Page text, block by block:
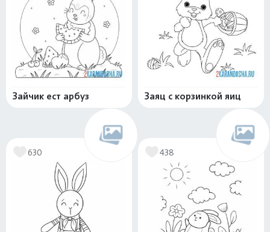
Зайчик ест арбуз Заяц с корзинкой яиц
630 438